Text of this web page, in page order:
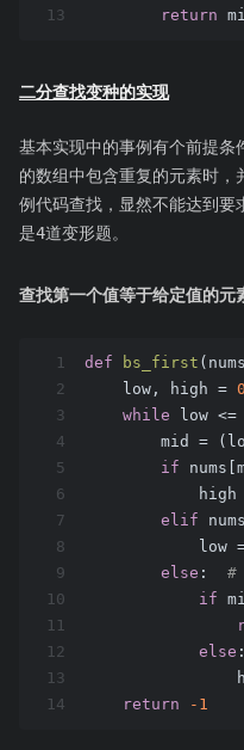
13
return
二分查找变种的实现
基本实现中的事例有个前提条
的数组中包含重复的元素时
例代码查找，显然不能达到要
是4道变形题。
查找第一个值等于给定值的元
1
2
3
4
5
6
7
8
9
10
11
12
13
14
def bs_first
    low, high =
0
while low <=
mid =
if
high
elif
low
else : #
if
else :
return
-1